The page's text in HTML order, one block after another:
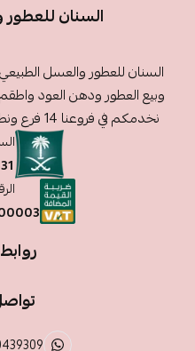
السنان
وبيع العطور ودهن العود
نخدمكم في فروعنا 14 فرع ونطمح في التوسع في جميع المملكة